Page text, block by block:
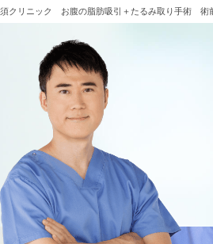
クリニック お腹の脂肪吸引＋たるみ取り手術 術